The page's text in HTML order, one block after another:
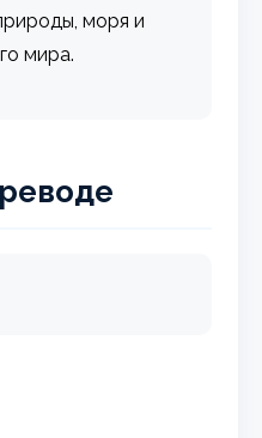
моря и
мира.